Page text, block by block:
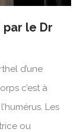
par le Dr
d’une
c’est à
Les
ou